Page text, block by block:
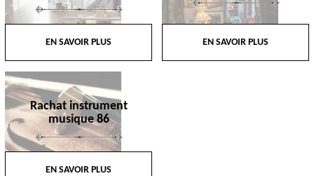
EN SAVOIR PLUS EN SAVOIR PLUS
Rachat instrument
musique 86
EN SAVOIR PLUS